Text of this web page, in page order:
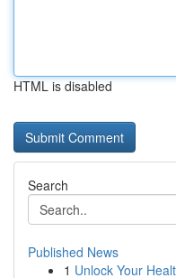
HTML is disabled
Search
Published News
1 Unlock Your